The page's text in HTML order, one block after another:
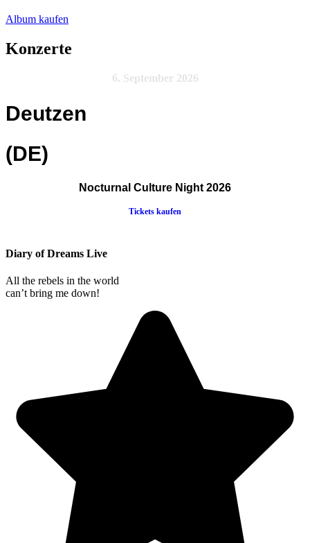
Album kaufen
Konzerte
6. September 2026
Deutzen
(DE)
Nocturnal Culture Night 2026
Tickets kaufen
Diary of Dreams Live
All the rebels in the world
can’t bring me down!